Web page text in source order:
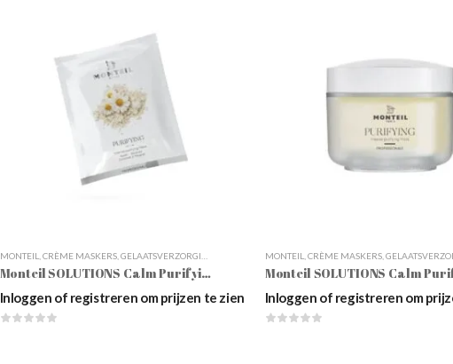
MONTEIL CRÈME MASKERS, GELAATSVERZORGING KLEIMASKERS,MASKERS,SOLUTIONS,SOLUTIONS CALM
Monteil SOLUTIONS Calm Purifying Mask
Inloggen of registreren om prijzen te zien
MONTEIL CRÈME MASKERS,
Inloggen of registreren om